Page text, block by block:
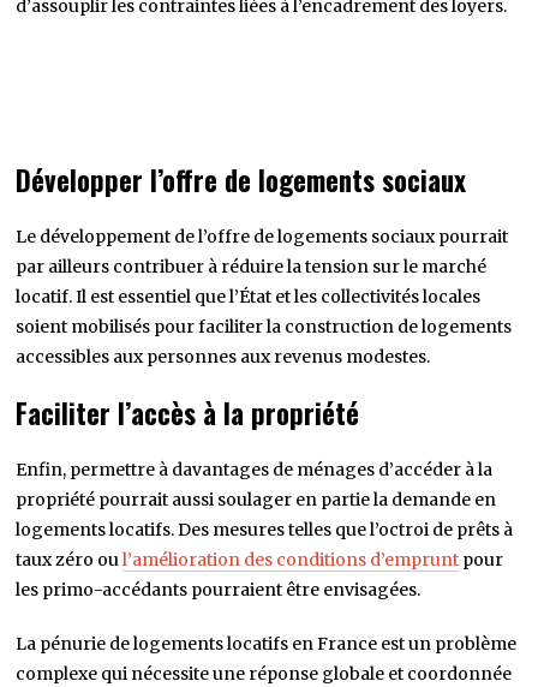
d’assouplir les contraintes liées à l’encadrement des loyers.
Développer l’offre de logements sociaux
Le développement de l’offre de logements sociaux pourrait
par ailleurs contribuer à réduire la tension sur le marché
locatif. Il est essentiel que l’État et les collectivités locales
soient mobilisés pour faciliter la construction de logements
accessibles aux personnes aux revenus modestes.
Faciliter l’accès à la propriété
Enfin, permettre à davantages de ménages d’accéder à la
propriété pourrait aussi soulager en partie la demande en
logements locatifs. Des mesures telles que l’octroi de prêts à
taux zéro oul’amélioration des conditions d’emprunt pour
les primo-accédants pourraient être envisagées.
La pénurie de logements locatifs en France est un problème
complexe qui nécessite une réponse globale et coordonnée